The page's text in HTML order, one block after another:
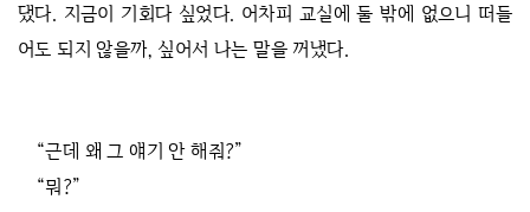
댔다. 지금이 기회다 싶었다. 어차피 교실에 둘 밖에 없으니 떠들
어도 되지 않을까, 싶어서 나는 말을 꺼냈다.
“근데 왜 그 얘기 안 해줘?”
“뭐?”